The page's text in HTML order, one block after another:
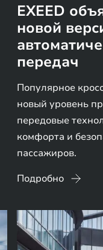
EXEED
новой
передач
Популярное
новый уровень
передовые
комфорта и
пассажиров.
Подробно